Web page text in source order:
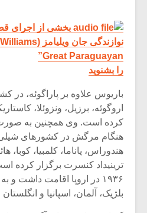
Great Paraguayan”
را بشنوید
باریوس علاوه بر پاراگوئه، در
اروگوئه، برزیل، ونزوئلا،
هنگام مرگش در کشورهای شیلی،
هندوراس، پاناما، کلمبیا، کوبا،
۱۹۳۶ در اروپا اقامت داشت
بلژیک، آلمان، اسپانیا و